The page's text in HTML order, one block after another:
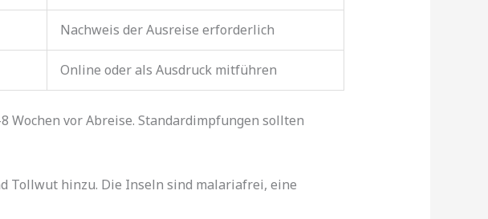
Nachweis der Ausreise erforderlich
Online oder als Ausdruck mitführen
Wochen vor Abreise. Standardimpfungen sollten
Tollwut hinzu. Die Inseln sind malariafrei, eine